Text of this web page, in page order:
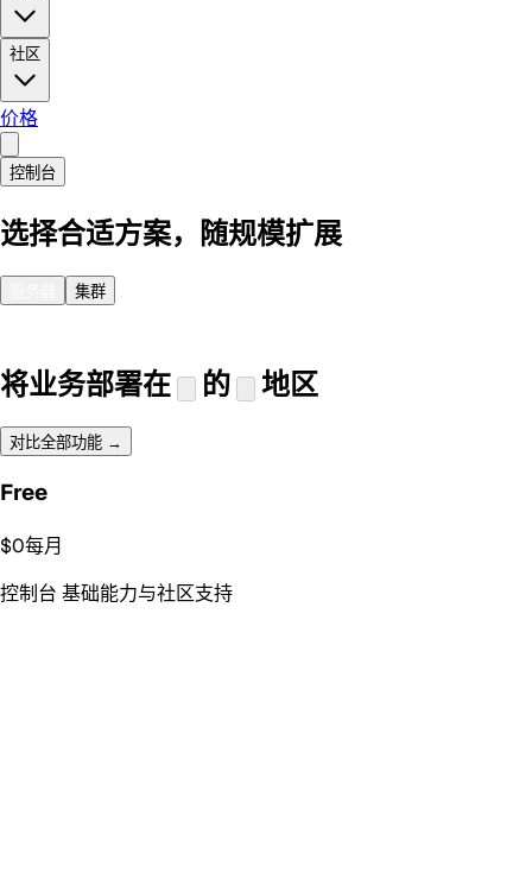
社区
价格
控制台
选择合适方案，随规模扩展
集群
将业务部署在 的 地区
对比全部功能 →
Free
$0每月
控制台 基础能力与社区支持